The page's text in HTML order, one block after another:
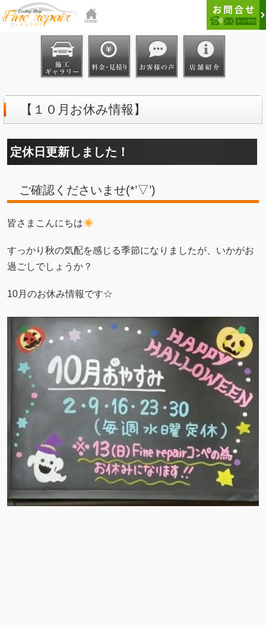
【１０月お休み情報】
定休日更新しました！
ご確認くださいませ(*’▽’)
皆さまこんにちは
すっかり秋の気配を感じる季節になりましたが、いかがお
過ごしでしょうか？
10月のお休み情報です☆